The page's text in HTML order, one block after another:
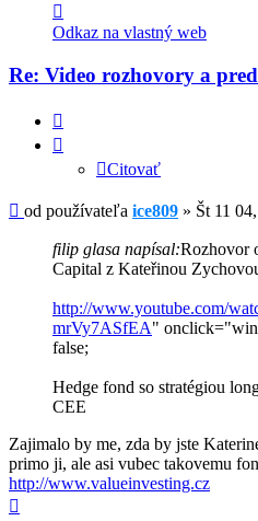
informácie
používateľa
-
ice809
Odkaz na vlastný web
Re: Video rozhovory a
Citovať
Príspevok
od používateľa ice809 » Št 11
filip glasa napísal:Rozhovor
Capital z Kateřinou
http://www.youtube.com/
mrVy7ASfEA"
false;
Hedge fond so stratégiou
CEE
Zajimalo by me, zda by jste
primo ji, ale asi vubec takovemu
http://www.valueinvesting.cz